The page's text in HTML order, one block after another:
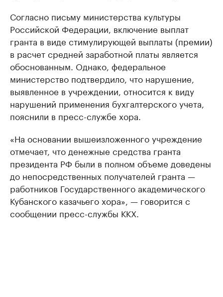
Согласно письму министерства культуры
Российской Федерации, включение выплат
гранта в виде стимулирующей выплаты (премии)
в расчет средней заработной платы является
обоснованным. Однако, федеральное
министерство подтвердило, что нарушение,
выявленное в учреждении, относится к виду
нарушений применения бухгалтерского учета,
пояснили в пресс-службе хора.
«На основании вышеизложенного учреждение
отмечает, что денежные средства гранта
президента РФ были в полном объеме доведены
до непосредственных получателей гранта —
работников Государственного академического
Кубанского казачьего хора», — говорится с
сообщении пресс-службы ККХ.